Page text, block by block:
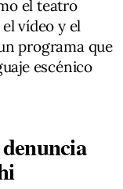
el teatro
vídeo y el
programa que
escénico
denuncia